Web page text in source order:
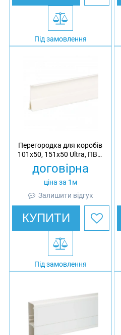
Під замовлення
Перегородка для коробів
101х50, 151х50 Ultra, ПВХ,
довжина 2 м
договірна
ціна за 1м
Залишити відгук
КУПИТИ
Під замовлення